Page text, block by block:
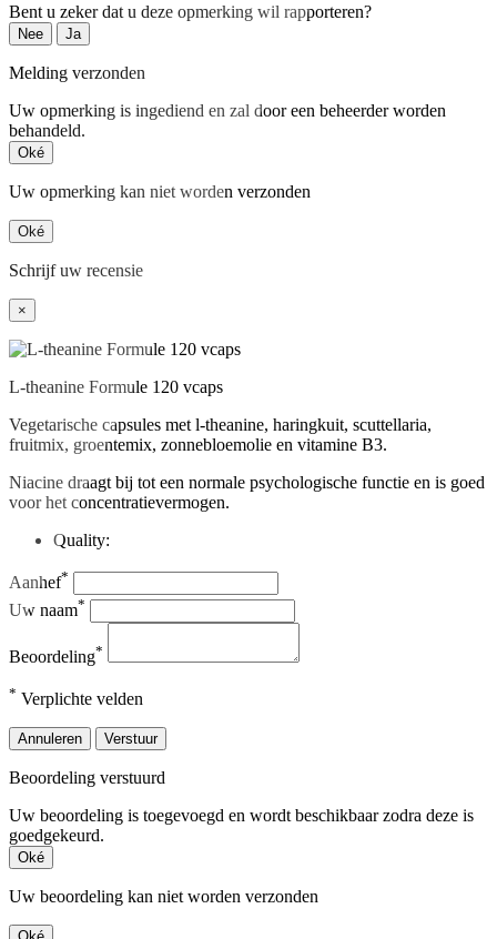
Bent u zeker dat u deze opmerking wil rapporteren?
Nee Ja
Melding verzonden
Uw opmerking is ingediend en zal door een beheerder worden
behandeld.
Oké
Uw opmerking kan niet worden verzonden
Oké
Schrijf uw recensie
×
L-theanine Formule 120 vcaps
Vegetarische capsules met l-theanine, haringkuit, scuttellaria,
fruitmix, groentemix, zonnebloemolie en vitamine B3.
Niacine draagt bij tot een normale psychologische functie en is goed
voor het concentratievermogen.
Quality:
Aanhef*
Uw naam*
Beoordeling*
* Verplichte velden
Annuleren Verstuur
Beoordeling verstuurd
Uw beoordeling is toegevoegd en wordt beschikbaar zodra deze is
goedgekeurd.
Oké
Uw beoordeling kan niet worden verzonden